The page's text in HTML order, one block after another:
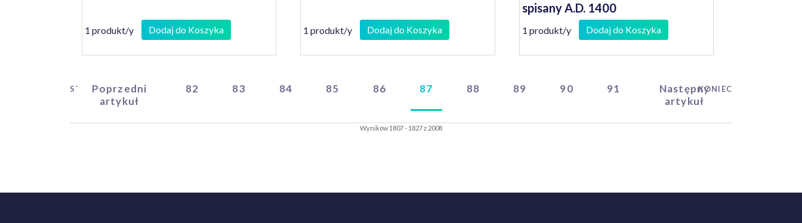
1 produkt/y Dodaj do Koszyka 1 produkt/y Dodaj do Koszyka
spisany A.D. 1400
1 produkt/y Dodaj do Koszyka
STARTPoprzedni
artykuł
82 83 84 85 86 87 88 89 90 91
Następny
artykuł
KONIEC
Wyników 1807 - 1827 z 2008